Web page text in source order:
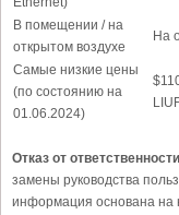
В помещении / на
открытом воздухе
На
Самые низкие цены
(по состоянию на
01.06.2024)
Отказ от
замены руководства
информация основана на